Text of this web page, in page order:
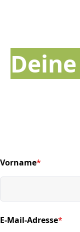
Vorname*
(required)
E-Mail-Adresse*
(required)